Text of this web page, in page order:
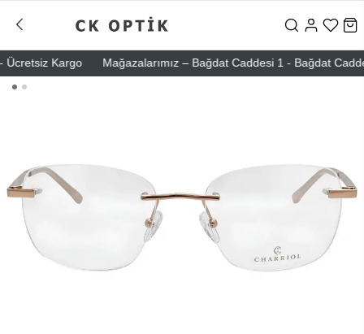
Kargo Mağazalarımız – Bağdat Caddesi 1 - Bağdat